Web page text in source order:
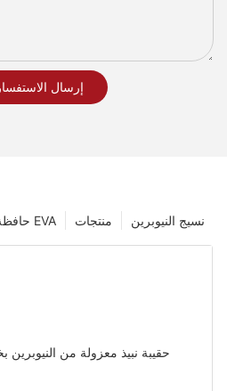
إرسال
نسيج النيوبرين منتجات حافظة EVA